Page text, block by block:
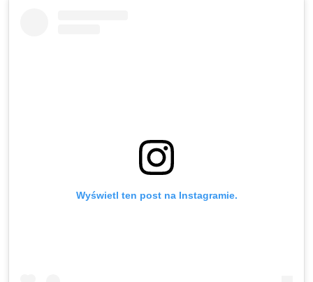
Wyświetl ten post na Instagramie.